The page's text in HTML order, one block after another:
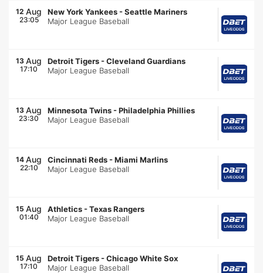
12 Aug
23:05
New York Yankees -Seattle Mariners
Major League Baseball
13 Aug
17:10
Detroit Tigers -Cleveland Guardians
Major League Baseball
13 Aug
23:30
Minnesota Twins -Philadelphia Phillies
Major League Baseball
14 Aug
22:10
Cincinnati Reds -Miami Marlins
Major League Baseball
15 Aug
01:40
Athletics -Texas Rangers
Major League Baseball
15 Aug
17:10
Detroit Tigers -Chicago White Sox
Major League Baseball